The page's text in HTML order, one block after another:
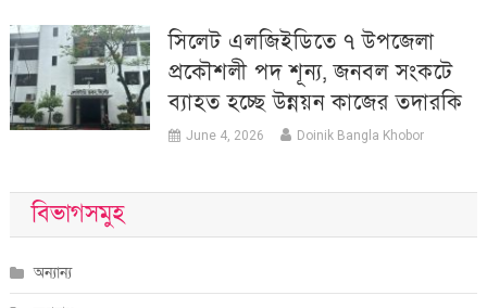
সিলেট এলজিইডিতে ৭ উপজেলা
প্রকৌশলী পদ শূন্য, জনবল সংকটে
ব্যাহত হচ্ছে উন্নয়ন কাজের তদারকি
June 4, 2026 Doinik Bangla Khobor
বিভাগসমুহ
অন্যান্য